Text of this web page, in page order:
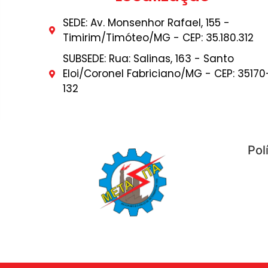
SEDE: Av. Monsenhor Rafael, 155 -
Timirim/Timóteo/MG - CEP: 35.180.312
SUBSEDE: Rua: Salinas, 163 - Santo
Eloi/Coronel Fabriciano/MG - CEP:
132